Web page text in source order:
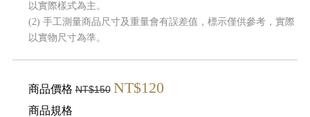
以實際樣式為主。
(2) 手工測量商品尺寸及重量會有誤差值，標示僅供參考，實際
以實物尺寸為準。
商品價格NT$150 NT$120
商品規格